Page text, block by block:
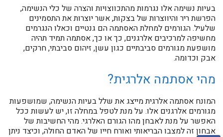
בעיות נשימה אלו נגרמות מהתכווצויות והצרה של כלי הנשימה,
הפרשת ריר והיווצרות של בצקות, אשר יוצרות את התסמינים
שלעיל. הגורמים למחלת האסתמה הם גנטיים וכאלו הנגרמים
מחשיפה למרכיבים אלרגנים, כך או כך, אסתמה תמיד תהיה
מושפעת מגורמים סביבתיים כגון עשן, זיהום סביבתי, חרקים,
אבק וכדומה.
מהי אסתמה אלרגית?
המונח אסתמה אלרגית מייצג את שלל בעיות הנשימה, שמושפעות
מגורמים אלרגנים אלו. על מנת לטפל במחלה זו, יש לעשות ככל
האפשר על מנת לאבחן מהו הגורם האלרגי. מהי החשיבות של
אבחון זה למצבו הבריאותי ואורח חייו של האדם החולה, וכיצד ניתן